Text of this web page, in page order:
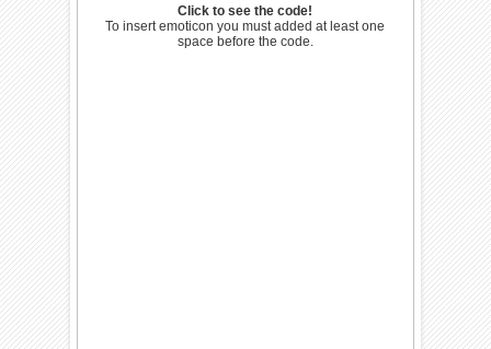
Click to see the code!
To insert emoticon you must added at least one
space before the code.